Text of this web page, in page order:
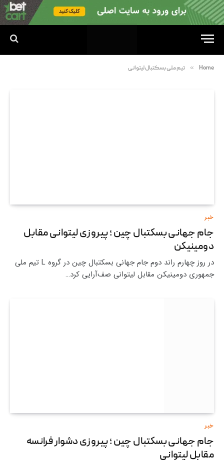
Home
» تیم ملی بسکتبال لیتوانی
خبر
جام جهانی بسکتبال چین ؛ پیروزی لیتوانی مقابل
دومینیکن
در روز چهارم راند دوم جام جهانی بسکتبال چین در گروه L تیم ملی
جمهوری دومینیکن مقابل لیتوانی صف‌آرایی کرد…
خبر
جام جهانی بسکتبال چین ؛ پیروزی دشوار فرانسه
مقابل لیتوانی